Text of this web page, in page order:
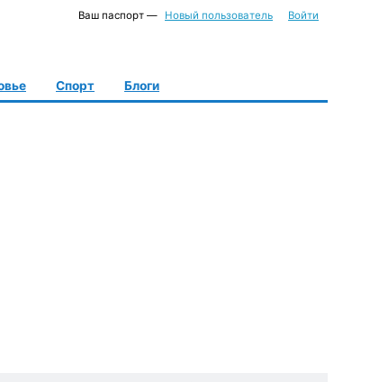
Ваш паспорт — Новый пользователь Войти
Спорт Блоги